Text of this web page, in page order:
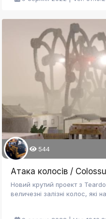
544
Атака колосів /
Новий крутий проект з
величезні залізні колос, які